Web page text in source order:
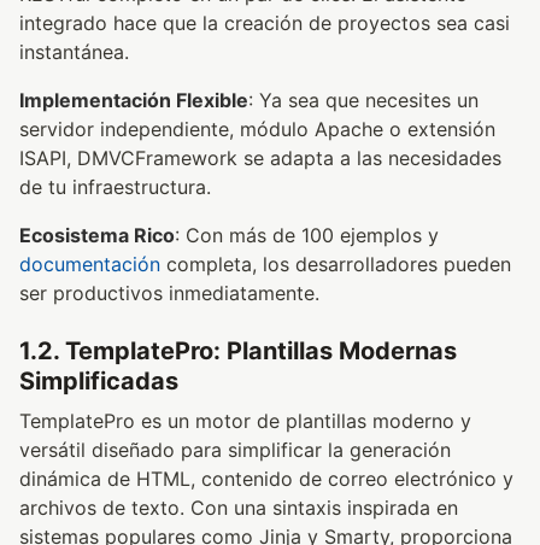
integrado hace que la creación de proyectos sea casi
instantánea.
Implementación Flexible: Ya sea que necesites un
servidor independiente, módulo Apache o extensión
ISAPI, DMVCFramework se adapta a las necesidades
de tu infraestructura.
Ecosistema Rico: Con más de 100 ejemplos y
documentación completa, los desarrolladores pueden
ser productivos inmediatamente.
1.2. TemplatePro: Plantillas Modernas
Simplificadas
TemplatePro es un motor de plantillas moderno y
versátil diseñado para simplificar la generación
dinámica de HTML, contenido de correo electrónico y
archivos de texto. Con una sintaxis inspirada en
sistemas populares como Jinja y Smarty, proporciona